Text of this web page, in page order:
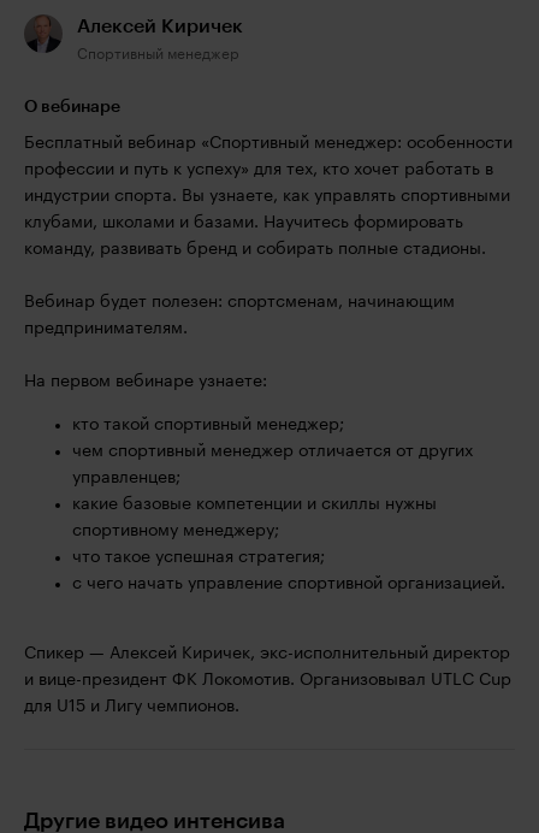
Алексей Киричек
Спортивный менеджер
О вебинаре
Бесплатный вебинар «Спортивный менеджер: особенности
профессии и путь к успеху» для тех, кто хочет работать в
индустрии спорта. Вы узнаете, как управлять спортивными
клубами, школами и базами. Научитесь формировать
команду, развивать бренд и собирать полные стадионы.
Вебинар будет полезен: спортсменам, начинающим
предпринимателям.
На первом вебинаре узнаете:
кто такой спортивный менеджер;
чем спортивный менеджер отличается от других
управленцев;
какие базовые компетенции и скиллы нужны
спортивному менеджеру;
что такое успешная стратегия;
с чего начать управление спортивной организацией.
Спикер — Алексей Киричек, экс-исполнительный директор
и вице-президент ФК Локомотив. Организовывал UTLC Cup
для U15 и Лигу чемпионов.
Другие видео интенсива